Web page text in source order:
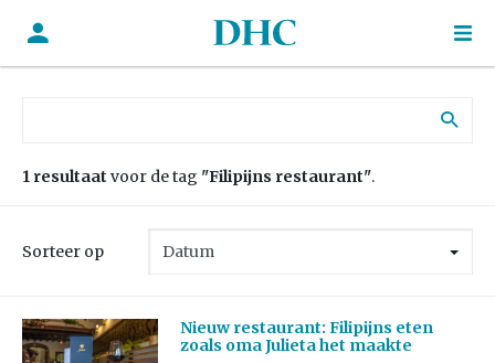
1 resultaat voor de tag "Filipijns restaurant".
Sorteer op
Nieuw restaurant: Filipijns eten
zoals oma Julieta het maakte